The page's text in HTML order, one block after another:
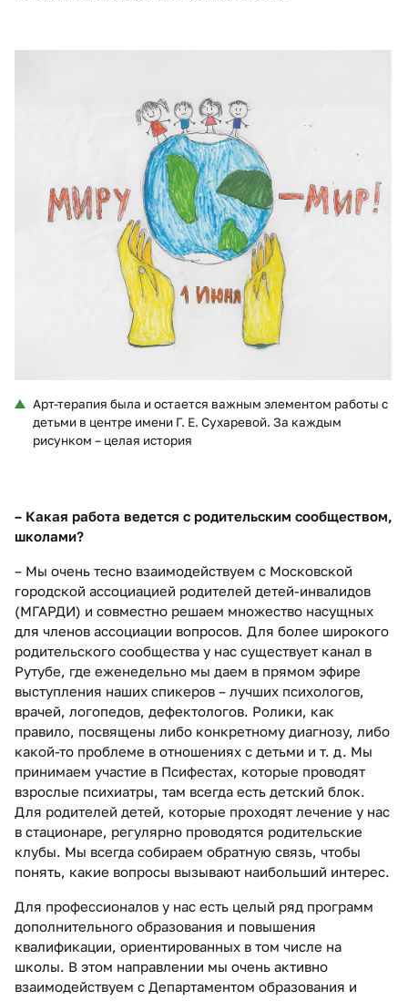
Арт-терапия была и остается важным элементом работы с
детьми в центре имени Г. Е. Сухаревой. За каждым
рисунком – целая история
– Какая работа ведется с родительским сообществом,
школами?
– Мы очень тесно взаимодействуем с Московской
городской ассоциацией родителей детей-инвалидов
(МГАРДИ) и совместно решаем множество насущных
для членов ассоциации вопросов. Для более широкого
родительского сообщества у нас существует канал в
Рутубе, где еженедельно мы даем в прямом эфире
выступления наших спикеров – лучших психологов,
врачей, логопедов, дефектологов. Ролики, как
правило, посвящены либо конкретному диагнозу, либо
какой-то проблеме в отношениях с детьми и т. д. Мы
принимаем участие в Псифестах, которые проводят
взрослые психиатры, там всегда есть детский блок.
Для родителей детей, которые проходят лечение у нас
в стационаре, регулярно проводятся родительские
клубы. Мы всегда собираем обратную связь, чтобы
понять, какие вопросы вызывают наибольший интерес.
Для профессионалов у нас есть целый ряд программ
дополнительного образования и повышения
квалификации, ориентированных в том числе на
школы. В этом направлении мы очень активно
взаимодействуем с Департаментом образования и